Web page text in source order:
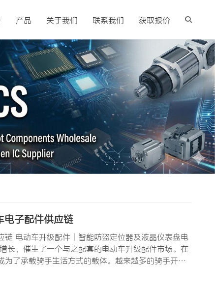
产品 关于我们 联系我们 获取报价
电子配件供应链
电动车升级配件 | 智能防盗定位器及液晶仪表盘电
长，催生了一个与之配套的电动车升级配件市场。在
了承载骑手生活方式的载体。越来越多的骑手开始
子配…